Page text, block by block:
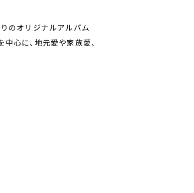
のオリジナルアルバム
心に、地元愛や家族愛、